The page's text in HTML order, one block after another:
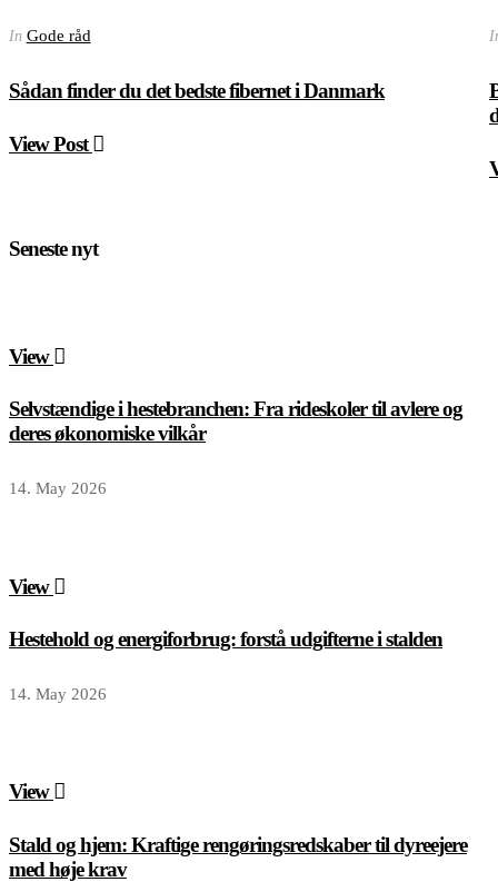
In Gode råd
Sådan finder du det bedste fibernet i Danmark
View Post
Seneste nyt
View
Selvstændige i hestebranchen: Fra rideskoler til avlere og
deres økonomiske vilkår
14. May 2026
View
Hestehold og energiforbrug: forstå udgifterne i stalden
14. May 2026
View
Stald og hjem: Kraftige rengøringsredskaber til dyreejere
med høje krav